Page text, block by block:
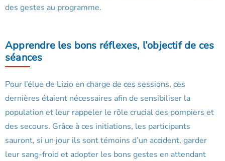
des gestes au programme.
Apprendre les bons réflexes, l’objectif de ces
séances
Pour l’élue de Lizio en charge de ces sessions, ces
dernières étaient nécessaires afin de sensibiliser la
population et leur rappeler le rôle crucial des pompiers et
des secours. Grâce à ces initiations, les participants
sauront, si un jour ils sont témoins d’un accident, garder
leur sang-froid et adopter les bons gestes en attendant